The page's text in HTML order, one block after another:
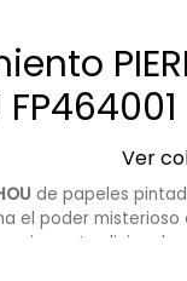
FP464001
Ver
de papeles
el poder
tradicionales
texturas de